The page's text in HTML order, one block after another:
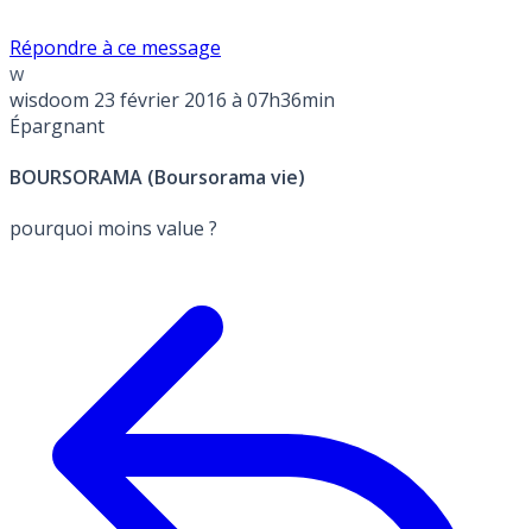
Répondre à ce message
w
wisdoom 23 février 2016 à 07h36min
Épargnant
BOURSORAMA (Boursorama vie)
pourquoi moins value ?